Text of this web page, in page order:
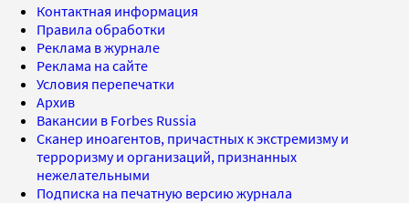
Контактная информация
Правила обработки
Реклама в журнале
Реклама на сайте
Условия перепечатки
Архив
Вакансии в Forbes Russia
Сканер иноагентов, причастных к экстремизму и
терроризму и организаций, признанных
нежелательными
Подписка на печатную версию журнала